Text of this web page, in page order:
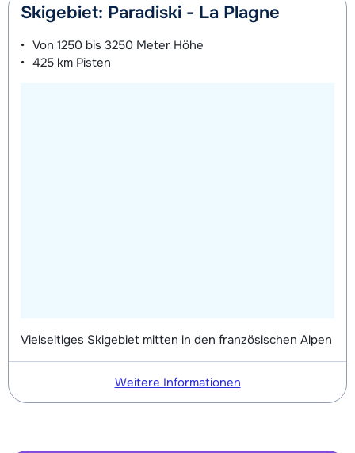
Skigebiet: Paradiski - La Plagne
Von 1250 bis 3250 Meter Höhe
425 km Pisten
Vielseitiges Skigebiet mitten in den französischen Alpen
Weitere Informationen